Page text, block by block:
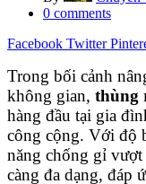
0 comments
Facebook Twitter
Trong bối cảnh
không gian, thùng
hàng đầu tại gia
công cộng. Với độ
năng chống gỉ
càng đa dạng, đáp